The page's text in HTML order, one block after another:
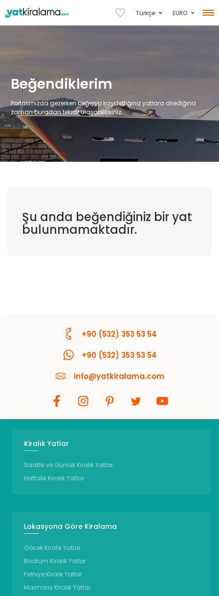
Türkçe EURO
Beğendiklerim
Portalımızda gezerken beğenip kaydettiğiniz yatlara dilediğiniz
zaman buradan tekrar ulaşabilirsiniz.
Şu anda beğendiğiniz bir yat
bulunmamaktadır.
+90 (532) 353 53 54
+90 (532) 353 53 54
info@yatkiralama.com
Kiralık Yatlar
Saatlik ve Günlük Kiralık Yatlar
Haftalık Kiralık Yatlar
Lokasyona Göre Kiralama
Göcek Kiralık Yatlar
Bodrum Kiralık Yatlar
Fethiye Kiralık Yatlar
Marmaris Kiralık Yatlar